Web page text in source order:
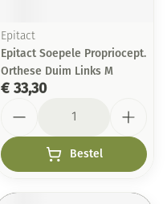
Epitact
Epitact Soepele Propriocept.
Orthese Duim Links M
€ 33,30
Bestel